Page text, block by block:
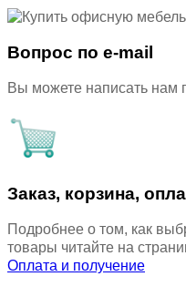
Вопрос по e-mail
Вы можете написать нам
Заказ, корзина,
Подробнее о том, как
товары читайте на
Оплата и получение